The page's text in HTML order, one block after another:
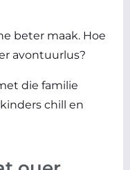
beter maak. Hoe
avontuurlus?
die familie
chill en